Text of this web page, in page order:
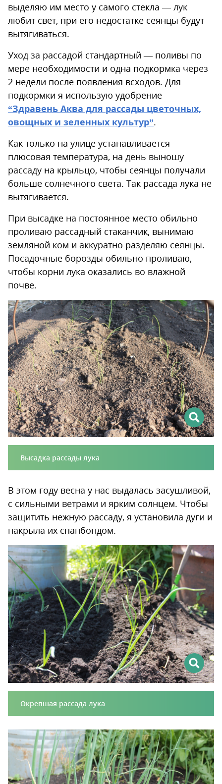
выделяю им место у самого стекла — лук
любит свет, при его недостатке сеянцы будут
вытягиваться.
Уход за рассадой стандартный — поливы по
мере необходимости и одна подкормка через
2 недели после появления всходов. Для
подкормки я использую удобрение
“Здравень Аква для рассады цветочных,
овощных и зеленных культур”.
Как только на улице устанавливается
плюсовая температура, на день выношу
рассаду на крыльцо, чтобы сеянцы получали
больше солнечного света. Так рассада лука не
вытягивается.
При высадке на постоянное место обильно
проливаю рассадный стаканчик, вынимаю
земляной ком и аккуратно разделяю сеянцы.
Посадочные борозды обильно проливаю,
чтобы корни лука оказались во влажной
почве.
Высадка рассады лука
В этом году весна у нас выдалась засушливой,
с сильными ветрами и ярким солнцем. Чтобы
защитить нежную рассаду, я установила дуги и
накрыла их спанбондом.
Окрепшая рассада лука